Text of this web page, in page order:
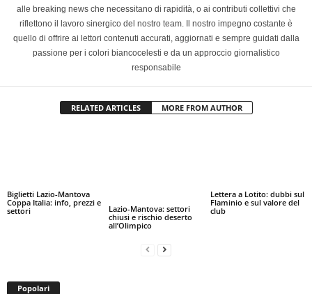
alle breaking news che necessitano di rapidità, o ai contributi collettivi che
riflettono il lavoro sinergico del nostro team. Il nostro impegno costante è
quello di offrire ai lettori contenuti accurati, aggiornati e sempre guidati dalla
passione per i colori biancocelesti e da un approccio giornalistico
responsabile
RELATED ARTICLES MORE FROM AUTHOR
Biglietti Lazio-Mantova
Coppa Italia: info, prezzi e
settori
Lazio-Mantova: settori
chiusi e rischio deserto
all’Olimpico
Lettera a Lotito: dubbi sul
Flaminio e sul valore del
club
Popolari